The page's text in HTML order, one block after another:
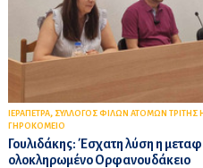
ΙΕΡΑΠΕΤΡΑ, ΣΥΛΛΟΓΟΣ ΦΙΛΩΝ ΑΤΟΜΩΝ ΤΡΙΤΗΣ
ΓΗΡΟΚΟΜΕΙΟ
Γουλιδάκης: Έσχατη λύση η
ολοκληρωμένο Ορφανουδάκειο